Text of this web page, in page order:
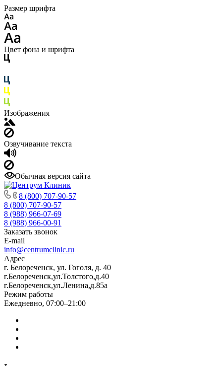
Размер шрифта
Цвет фона и шрифта
Изображения
Озвучивание текста
Обычная версия сайта
8 (800) 707-90-57
8 (800) 707-90-57
8 (988) 966-07-69
8 (988) 966-00-91
Заказать звонок
E-mail
info@centrumclinic.ru
Адрес
г. Белореченск, ул. Гоголя, д. 40
г.Белореченск,ул.Толстого,д.40
г.Белореченск,ул.Ленина,д.85а
Режим работы
Ежедневно, 07:00–21:00